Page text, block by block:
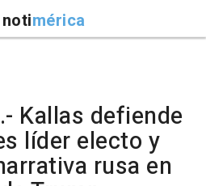
notimérica
Kallas defiende
líder electo y
rusa en